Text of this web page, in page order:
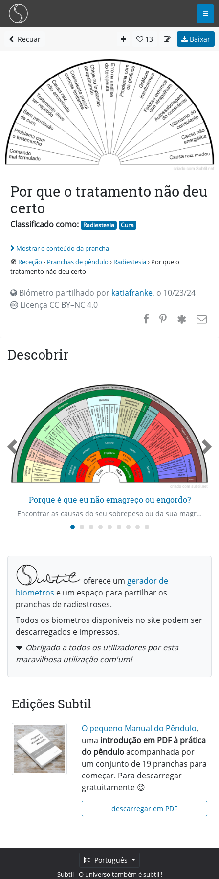
Recuar 13 Baixar
Por que o tratamento não deu
certo
Classificado como: Radiestesia Cura
Mostrar o conteúdo da prancha
🧭 Receção › Pranchas de pêndulo › Radiestesia› Por que o
tratamento não deu certo
Biómetro partilhado por katiafranke, o 10/23/24
Licença CC BY–NC 4.0
Descobrir
Porque é que eu não emagreço ou engordo?
Encontrar as causas do seu sobrepeso ou da sua magreza, as carências e os excessos.
oferece um gerador de
biometros e um espaço para partilhar os
pranchas de radiestroses.
Todos os biometros disponíveis no site podem ser
descarregados e impressos.
💙 Obrigado a todos os utilizadores por esta
maravilhosa utilização com'um!
Edições Subtil
O pequeno Manual do Pêndulo,
uma introdução em PDF à prática
do pênduloacompanhada por
um conjunto de 19 pranchas para
começar. Para descarregar
gratuitamente 😉
descarregar em PDF
Português
Subtil- O universo também é subtil !